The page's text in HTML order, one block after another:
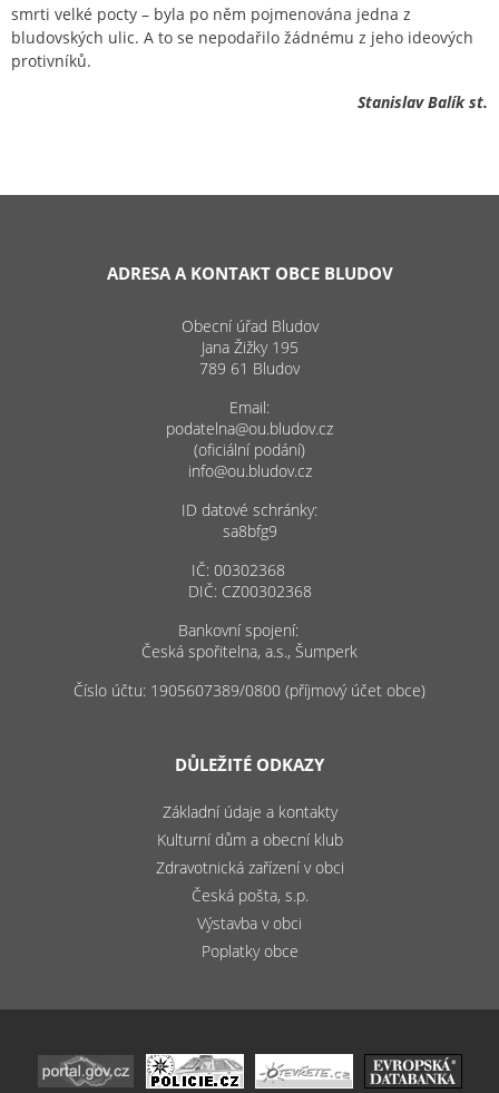
smrti velké pocty – byla po něm pojmenována jedna z
bludovských ulic. A to se nepodařilo žádnému z jeho ideových
protivníků.
Stanislav Balík st.
ADRESA A KONTAKT OBCE BLUDOV
Obecní úřad Bludov
Jana Žižky 195
789 61 Bludov
Email:
podatelna@ou.bludov.cz
(oficiální podání)
info@ou.bludov.cz
ID datové schránky:
sa8bfg9
IČ: 00302368
DIČ: CZ00302368
Bankovní spojení:
Česká spořitelna, a.s., Šumperk
Číslo účtu: 1905607389/0800 (příjmový účet obce)
DŮLEŽITÉ ODKAZY
Základní údaje a kontakty
Kulturní dům a obecní klub
Zdravotnická zařízení v obci
Česká pošta, s.p.
Výstavba v obci
Poplatky obce